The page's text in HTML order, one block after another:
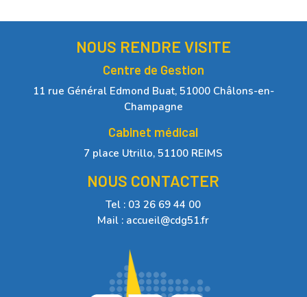
NOUS RENDRE VISITE
Centre de Gestion
11 rue Général Edmond Buat, 51000 Châlons-en-
Champagne
Cabinet médical
7 place Utrillo, 51100 REIMS
NOUS CONTACTER
Tel : 03 26 69 44 00
Mail : accueil@cdg51.fr